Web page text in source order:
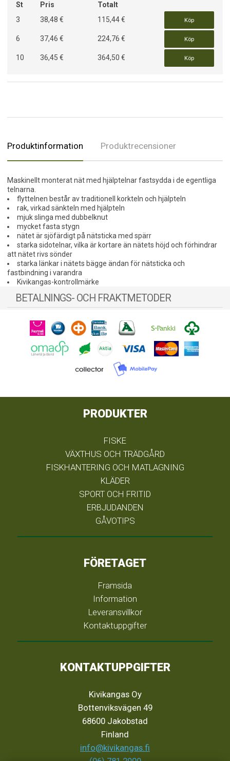
St Pris
Totalt
3
38,48 € 115,44 € Köp
6 37,46 € 224,76 € Köp
10 36,45 € 364,50 € Köp
Produktinformation Produktrecensioner
Maskinellt monterat nät med hjälptelnar fastsydda i de egentliga
telnarna.
flyttelnen består av traditionell korkteln och hjälpteln
rak, virkad sänkteln med hjälpteln
mjuk slinga med dubbelknut
mycket fasta stygn
nätet är sjöfärdigt på nätsticka med spärr
starka sidotelnar, vilka är kortare än nätets höjd och förhindrar
att nätet rivs sönder
starka länkar i nätets bägge ändan för nätsticka och
fastbindning i varandra
Kivikangas-kontrollmärke
BETALNINGS- OCH FRAKTMETODER
PRODUKTER
FISKE
VÄXTHUS OCH TRÄDGÅRD
FISKHANTERING OCH MATLAGNING
KLÄDER
SPORT OCH FRITID
ERBJUDANDEN
GÅVOTIPS
FÖRETAGET
Framsida
Information
Leveransvillkor
Kontaktuppgifter
KONTAKTUPPGIFTER
Kivikangas Oy
Bottenviksvägen 49
68600 Jakobstad
Finland
info@kivikangas.fi